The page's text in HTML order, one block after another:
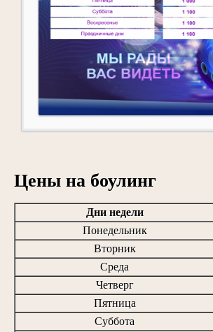
Цены на боулинг
Дни недели
Понедельник
Вторник
Среда
Четверг
Пятница
Суббота